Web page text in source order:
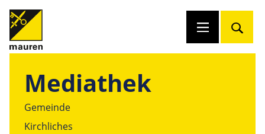
Mediathek
Gemeinde
Kirchliches